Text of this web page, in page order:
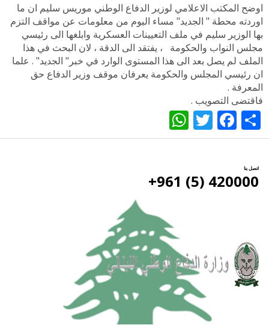
اوضح المكتب الاعلامي لوزير الدفاع الوطني موريس سليم ان ما
اوردته محطة " الجديد" مساء اليوم من معلومات عن مواقف التزم
بها الوزير سليم في ملف التعيينات العسكرية وابلغها الى رئيسي
مجلس النواب والحكومة ، يفتقد الى الدقة ، لان البحث في هذا
الملف لم يصل بعد الى هذا المستوى الوارد في خبر" الجديد" . علما
ان رئيسي المجلس والحكومة يعرفان موقف وزير الدفاع حق
المعرفة .
فاقتضى التصويب .
Share
Facebook
Twitter
اتصل بنا
420000 (5) 961+